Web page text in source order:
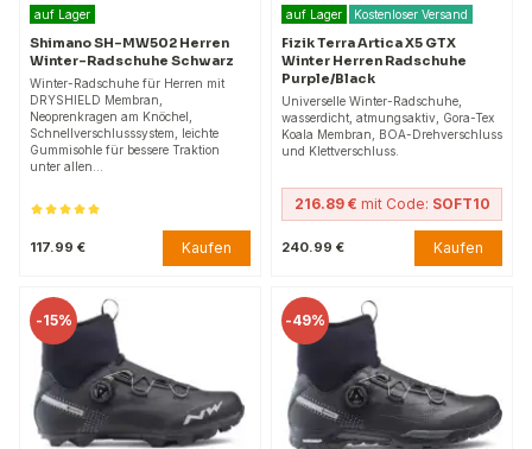
auf Lager
Shimano SH-MW502 Herren
Winter-Radschuhe Schwarz
Winter-Radschuhe für Herren mit
DRYSHIELD Membran,
Neoprenkragen am Knöchel,
Schnellverschlusssystem, leichte
Gummisohle für bessere Traktion
unter allen…
117.99 € Kaufen
auf Lager Kostenloser Versand
Fizik Terra Artica X5 GTX
Winter Herren Radschuhe
Purple/Black
Universelle Winter-Radschuhe,
wasserdicht, atmungsaktiv, Gora-Tex
Koala Membran, BOA-Drehverschluss
und Klettverschluss.
216.89 € mit Code: SOFT10
240.99 € Kaufen
-15% -49%